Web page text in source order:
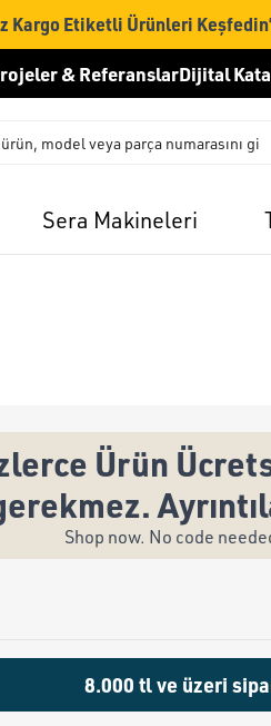
Kargo Etiketli Ürünleri
& ReferanslarDijital
Sera Makineleri
Ürün
Shop now. No code
8.000 tl ve üzeri